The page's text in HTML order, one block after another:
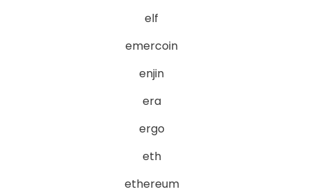
elf
emercoin
enjin
era
ergo
eth
ethereum